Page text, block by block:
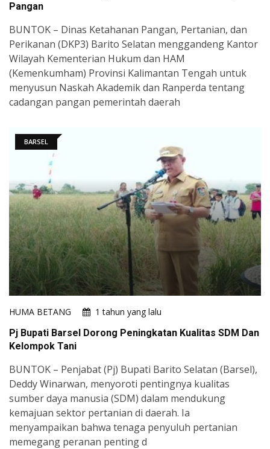
Pangan
BUNTOK – Dinas Ketahanan Pangan, Pertanian, dan
Perikanan (DKP3) Barito Selatan menggandeng Kantor
Wilayah Kementerian Hukum dan HAM
(Kemenkumham) Provinsi Kalimantan Tengah untuk
menyusun Naskah Akademik dan Ranperda tentang
cadangan pangan pemerintah daerah
BARSEL
HUMA BETANG
1 tahun yang lalu
Pj Bupati Barsel Dorong Peningkatan Kualitas SDM Dan
Kelompok Tani
BUNTOK – Penjabat (Pj) Bupati Barito Selatan (Barsel),
Deddy Winarwan, menyoroti pentingnya kualitas
sumber daya manusia (SDM) dalam mendukung
kemajuan sektor pertanian di daerah. Ia
menyampaikan bahwa tenaga penyuluh pertanian
memegang peranan penting d